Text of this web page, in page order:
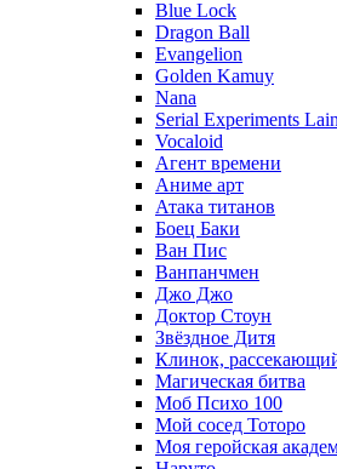
Blue Lock
Dragon Ball
Evangelion
Golden Kamuy
Nana
Serial Experiments Lain
Vocaloid
Агент времени
Аниме арт
Атака титанов
Боец Баки
Ван Пис
Ванпанчмен
Джо Джо
Доктор Стоун
Звёздное Дитя
Клинок,
Магическая битва
Моб Психо 100
Мой сосед Тоторо
Моя геройская